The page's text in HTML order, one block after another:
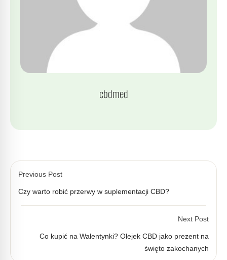
cbdmed
Previous Post
Czy warto robić przerwy w suplementacji CBD?
Next Post
Co kupić na Walentynki? Olejek CBD jako prezent na
święto zakochanych